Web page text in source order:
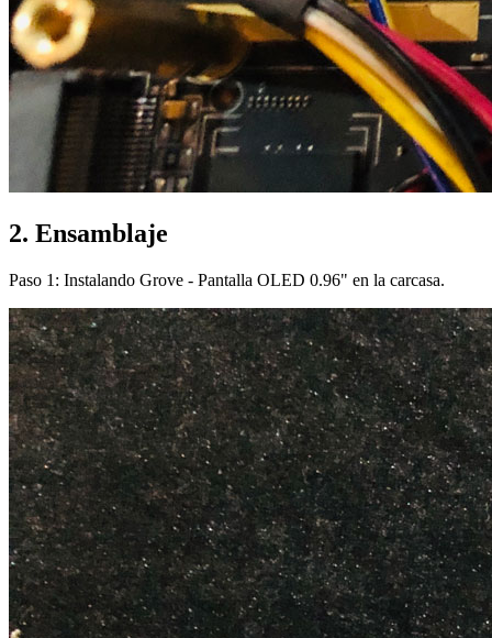
2. Ensamblaje
Paso 1: Instalando Grove - Pantalla OLED 0.96" en la carcasa.